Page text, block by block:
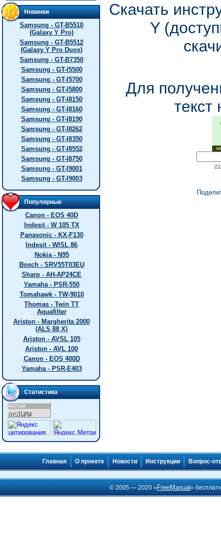
Новинки
Samsung - GT-B5510
(Galaxy Y Pro)
Samsung - GT-B5512
(Galaxy Y Pro Duos)
Samsung - GT-B7350
Samsung - GT-I5500
Samsung - GT-I5700
Samsung - GT-I5800
Samsung - GT-I8150
Samsung - GT-I8160
Samsung - GT-I8190
Samsung - GT-I8262
Samsung - GT-I8350
Samsung - GT-I8552
Samsung - GT-I8750
Samsung - GT-I9001
Samsung - GT-I9003
Популярные
Canon - EOS 40D
Indesit - W 105 TX
Panasonic - KX-F130
Indesit - WISL 86
Nokia - N95
Bosch - SRV55T03EU
Sharp - AH-AP24CE
Yamaha - PSR-550
Tomahawk - TW-9010
Thomas - Twin TT
Aquafilter
Ariston - Margherita 2000
(ALS 88 X)
Ariston - AVSL 105
Ariston - AVL 100
Canon - EOS 400D
Yamaha - PSR-E403
Статистика
Скачать
Y
Для
текст
Главная О проекте Новости Инструкции Вопрос-
© 2005 — 2020 « FreeManual»